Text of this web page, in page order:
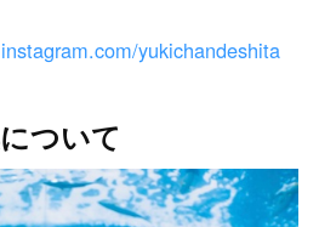
yukichandeshita
ついて